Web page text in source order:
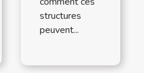
structures
peuvent...